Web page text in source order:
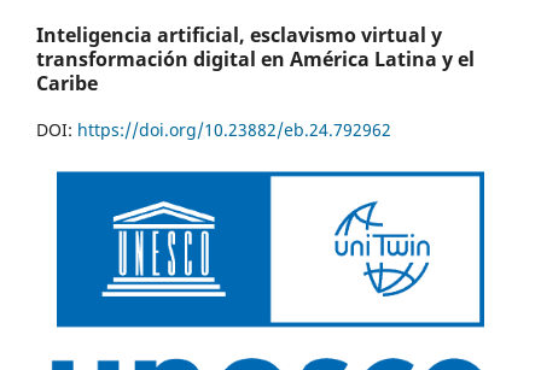
Inteligencia artificial, esclavismo virtual y
transformación digital en América Latina y el
Caribe
DOI: https://doi.org/10.23882/eb.24.792962